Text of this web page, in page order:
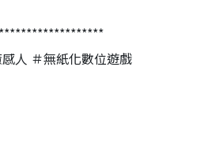
人 ＃無紙化數位遊戲